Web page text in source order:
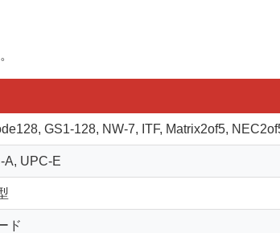
GS1-128, NW-7, ITF, Matrix2of5,
A, UPC-E
ド